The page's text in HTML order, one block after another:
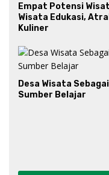
Empat Potensi
Wisata Edukasi,
Kuliner
Desa Wisata Sebagai
Sumber Belajar